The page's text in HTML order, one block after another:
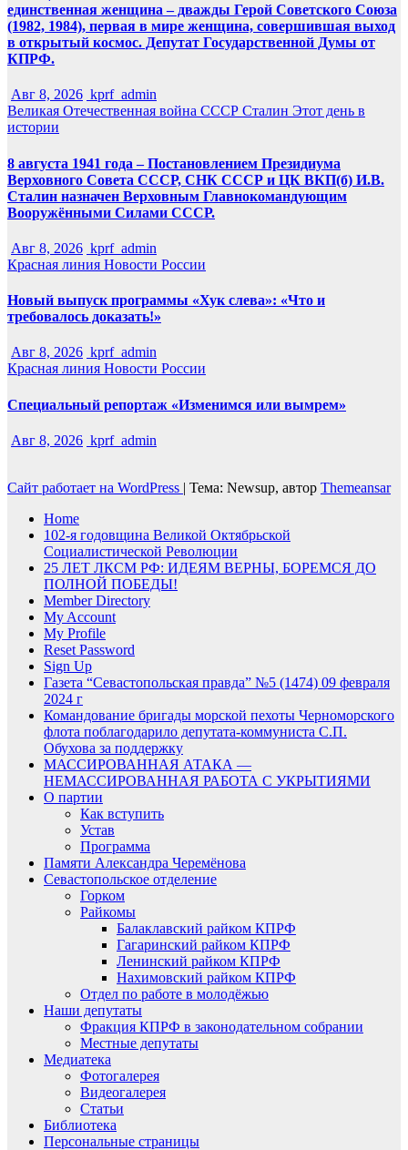
единственная женщина – дважды Герой Советского Союза
(1982, 1984), первая в мире женщина, совершившая выход
в открытый космос. Депутат Государственной Думы от
КПРФ.
Авг 8, 2026 kprf_admin
Великая Отечественная война СССР Сталин Этот день в
истории
8 августа 1941 года – Постановлением Президиума
Верховного Совета СССР, СНК СССР и ЦК ВКП(б) И.В.
Сталин назначен Верховным Главнокомандующим
Вооружёнными Силами СССР.
Авг 8, 2026 kprf_admin
Красная линия Новости России
Новый выпуск программы «Хук слева»: «Что и
требовалось доказать!»
Авг 8, 2026 kprf_admin
Красная линия Новости России
Специальный репортаж «Изменимся или вымрем»
Авг 8, 2026 kprf_admin
Сайт работает на WordPress | Тема: Newsup, автор Themeansar
Home
102-я годовщина Великой Октябрьской
Социалистической Революции
25 ЛЕТ ЛКСМ РФ: ИДЕЯМ ВЕРНЫ, БОРЕМСЯ ДО
ПОЛНОЙ ПОБЕДЫ!
Member Directory
My Account
My Profile
Reset Password
Sign Up
Газета “Севастопольская правда” №5 (1474) 09 февраля
2024 г
Командование бригады морской пехоты Черноморского
флота поблагодарило депутата-коммуниста С.П.
Обухова за поддержку
МАССИРОВАННАЯ АТАКА —
НЕМАССИРОВАННАЯ РАБОТА С УКРЫТИЯМИ
О партии
Как вступить
Устав
Программа
Памяти Александра Черемёнова
Севастопольское отделение
Горком
Райкомы
Балаклавский райком КПРФ
Гагаринский райком КПРФ
Ленинский райком КПРФ
Нахимовский райком КПРФ
Отдел по работе в молодёжью
Наши депутаты
Фракция КПРФ в законодательном собрании
Местные депутаты
Медиатека
Фотогалерея
Видеогалерея
Статьи
Библиотека
Персональные страницы